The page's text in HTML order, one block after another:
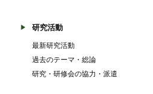
研究活動
最新研究活動
過去のテーマ・総論
研究・研修会の協力・派遣